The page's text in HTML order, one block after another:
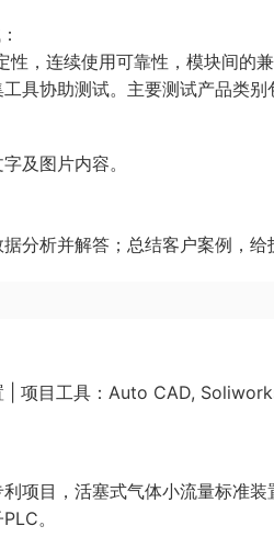
，连续使用可靠性，模块间的
具协助测试。主要测试产品类
及图片内容。
分析并解答；总结客户案例，给
| 项目工具：Auto CAD,
项目，活塞式气体小流量标准
。